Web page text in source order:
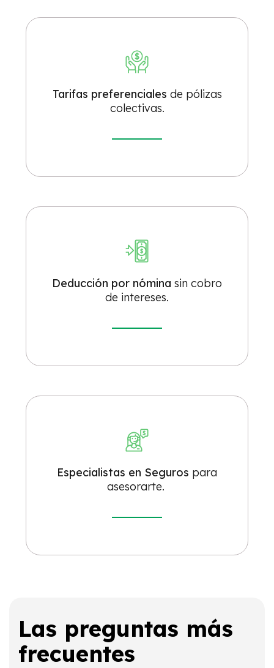
Tarifas preferenciales de pólizas
colectivas.
Deducción por nómina sin cobro
de intereses.
Especialistas en Seguros para
asesorarte.
Las preguntas más
frecuentes